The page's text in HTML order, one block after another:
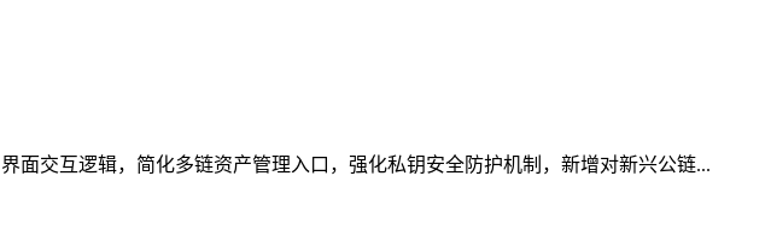
面交互逻辑，简化多链资产管理入口，强化私钥安全防护机制，新增对新兴公链...